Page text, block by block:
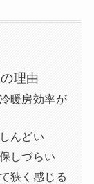
理由
暖房効率が
んどい
しづらい
狭く感じる